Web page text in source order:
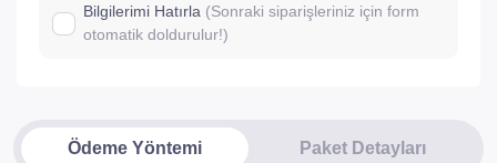
Bilgilerimi Hatırla (Sonraki siparişleriniz için form
otomatik doldurulur!)
Ödeme Yöntemi Paket Detayları